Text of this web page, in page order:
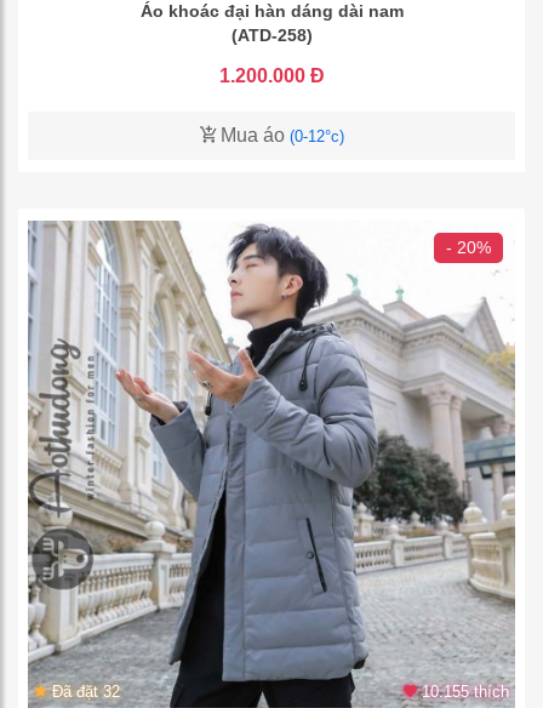
Áo khoác đại hàn dáng dài nam
(ATD-258)
1.200.000 Đ
Mua áo (0-12°c)
- 20%
Đã đặt 32 10.155 thích